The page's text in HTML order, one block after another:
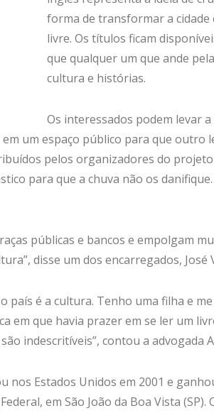
forma de transformar a
livre. Os títulos ficam
que qualquer um que ande
cultura e histórias.
Os interessados podem levar
um espaço público para que outro
pelos organizadores do
para que a chuva não os
públicas e bancos e empolgam
disse um dos encarregados, José
país é a cultura. Tenho uma filha e
em que havia prazer em se ler um
indescritíveis”, contou a advogada
nos Estados Unidos em 2001 e
em São João da Boa Vista (SP).